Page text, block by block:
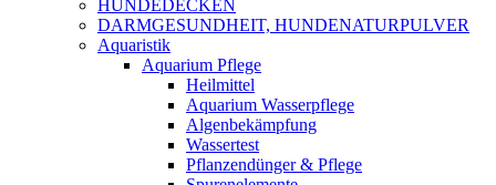
HUNDEDECKEN
DARMGESUNDHEIT, HUNDENATURPULVER
Aquaristik
Aquarium Pflege
Heilmittel
Aquarium Wasserpflege
Algenbekämpfung
Wassertest
Pflanzendünger & Pflege